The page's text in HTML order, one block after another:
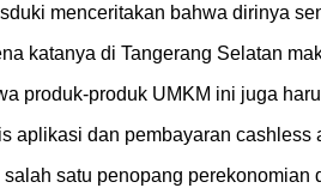
menceritakan bahwa dirinya
katanya di Tangerang Selatan
produk-produk UMKM ini juga
aplikasi dan pembayaran
salah satu penopang perekonomian